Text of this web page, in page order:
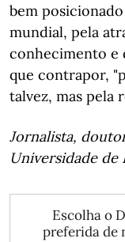
bem
mundial, pela
conhecimento e
que contrapor,
talvez, mas pela
Jornalista,
Universidade de
Escolha o
preferida de